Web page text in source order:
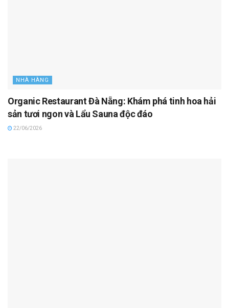
NHÀ HÀNG
Organic Restaurant Đà Nẵng: Khám phá tinh hoa hải
sản tươi ngon và Lẩu Sauna độc đáo
22/06/2026